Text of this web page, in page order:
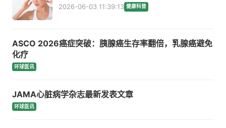
2026-06-03 11:39:13 健康科普
ASCO 2026癌症突破：胰腺癌生存率翻倍，乳腺癌避免
化疗
环球医讯
JAMA心脏病学杂志最新发表文章
环球医讯